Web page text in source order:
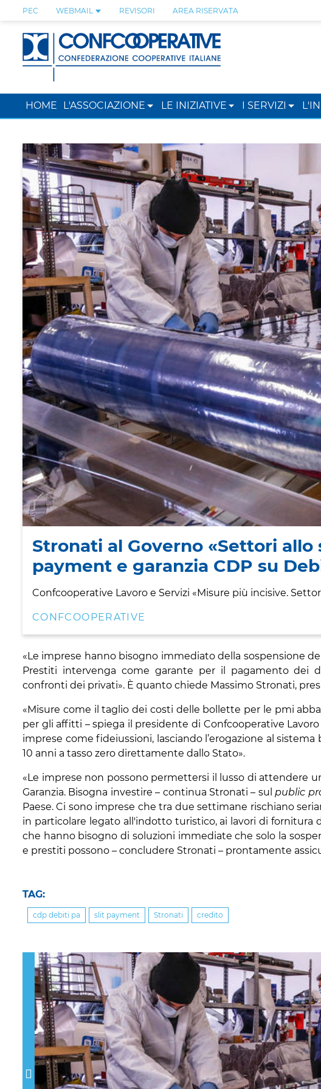
PEC WEBMAIL REVISORI AREA RISERVATA
HOME L'ASSOCIAZIONE LE INIZIATIVE I SERVIZI
Stronati al Governo «Settori
payment e garanzia CDP su
Confcooperative Lavoro e Servizi «Misure più incisive.
CONFCOOPERATIVE
«Le imprese hanno bisogno immediato della sospensione
Prestiti intervenga come garante per il pagamento dei
confronti dei privati». È quanto chiede Massimo Stronati,
«Misure come il taglio dei costi delle bollette per le pmi
per gli affitti – spiega il presidente di Confcooperative
imprese come fideiussioni, lasciando l’erogazione al
10 anni a tasso zero direttamente dallo Stato».
«Le imprese non possono permettersi il lusso di attendere
Garanzia. Bisogna investire – continua Stronati – sulpublic
Paese. Ci sono imprese che tra due settimane rischiano
in particolare legato all'indotto turistico, ai lavori di
che hanno bisogno di soluzioni immediate che solo la
e prestiti possono – concludere Stronati – prontamente
TAG:
cdp debiti pa slit payment Stronati credito
Previous